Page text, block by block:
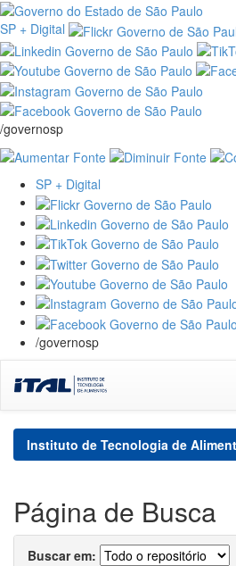
SP + Digital
/governosp
SP + Digital
/governosp
navigation
Instituto de Tecnologia de
Página de Busca
Buscar em: